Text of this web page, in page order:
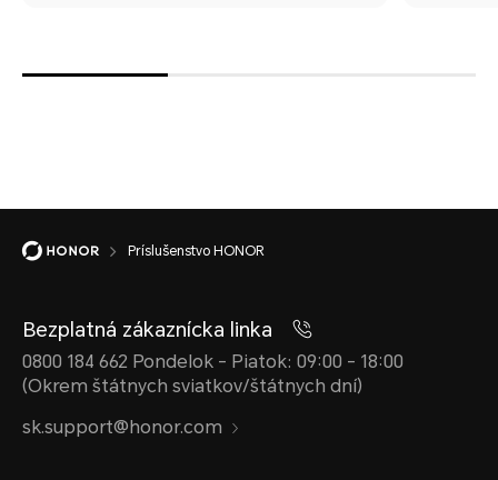
Príslušenstvo HONOR
Bezplatná zákaznícka linka
0800 184 662 Pondelok - Piatok: 09:00 - 18:00
(Okrem štátnych sviatkov/štátnych dní)
sk.support@honor.com